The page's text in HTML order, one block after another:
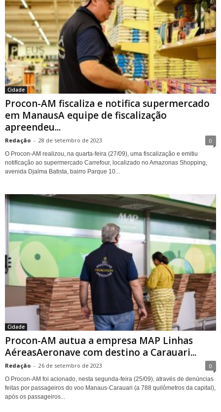
Cidade
Procon-AM fiscaliza e notifica supermercado
em ManausA equipe de fiscalização
apreendeu...
Redação - 28 de setembro de 2023 0
O Procon-AM realizou, na quarta-feira (27/09), uma fiscalização e emitiu
notificação ao supermercado Carrefour, localizado no Amazonas Shopping,
avenida Djalma Batista, bairro Parque 10...
Cidade
Procon-AM autua a empresa MAP Linhas
AéreasAeronave com destino a Carauari...
Redação - 26 de setembro de 2023 0
O Procon-AM foi acionado, nesta segunda-feira (25/09), através de denúncias
feitas por passageiros do voo Manaus-Carauari (a 788 quilômetros da capital),
após os passageiros...